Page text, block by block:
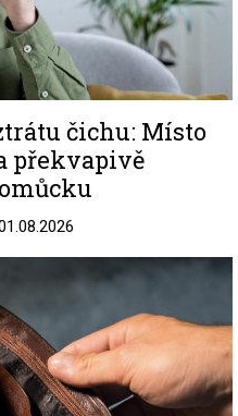
čichu: Místo
překvapivě